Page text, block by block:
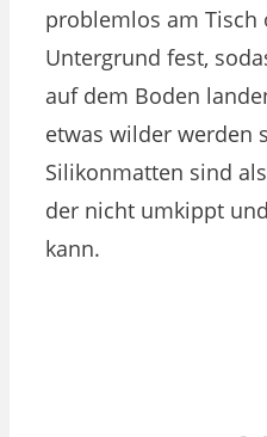
problemlos am Tisch
Untergrund fest,
auf dem Boden
etwas wilder werden
Silikonmatten sind
der nicht umkippt
kann.